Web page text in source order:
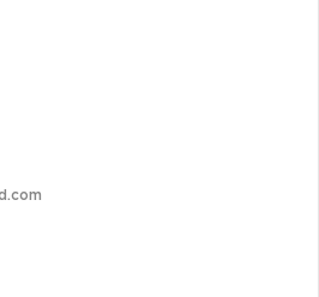
A
à Paris
à Bordeaux